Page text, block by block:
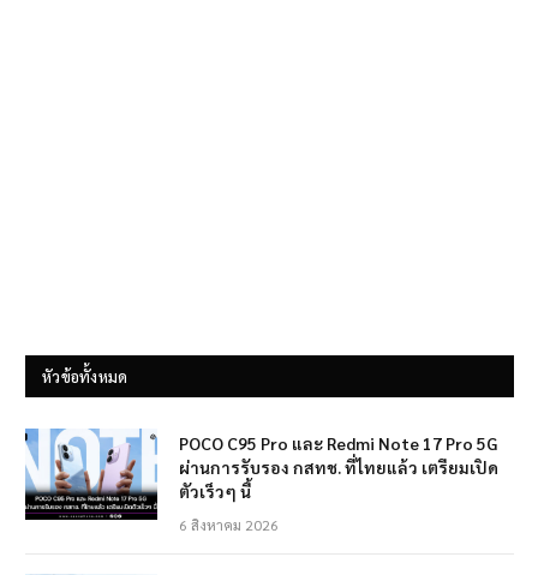
หัวข้อทั้งหมด
POCO C95 Pro และ Redmi Note 17 Pro 5G
ผ่านการรับรอง กสทช. ที่ไทยแล้ว เตรียมเปิด
ตัวเร็วๆ นี้
6 สิงหาคม 2026